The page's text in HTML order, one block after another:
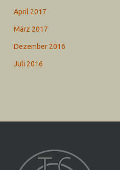
April 2017
März 2017
Dezember 2016
Juli 2016